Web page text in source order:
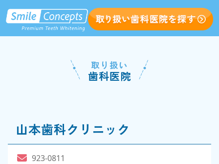
取り扱い
歯科医院
山本歯科クリニック
923-0811